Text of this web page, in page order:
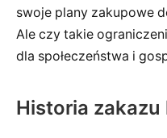
swoje plany zakupowe
Ale czy takie
dla społeczeństwa i
Historia